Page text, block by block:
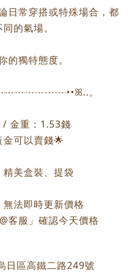
日常穿搭或特殊場合，都
的氣場。
的獨特態度。
。
金重：1.53錢
可以賣錢🌟
美盒裝、提袋
法即時更新價格
客服」確認今天價格
日區高鐵二路249號